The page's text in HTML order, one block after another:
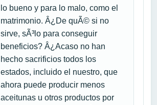
lo bueno y para lo malo, como el
matrimonio. Â¿De quÃ© si no
sirve, sÃ³lo para conseguir
beneficios? Â¿Acaso no han
hecho sacrificios todos los
estados, incluido el nuestro, que
ahora puede producir menos
aceitunas u otros productos por